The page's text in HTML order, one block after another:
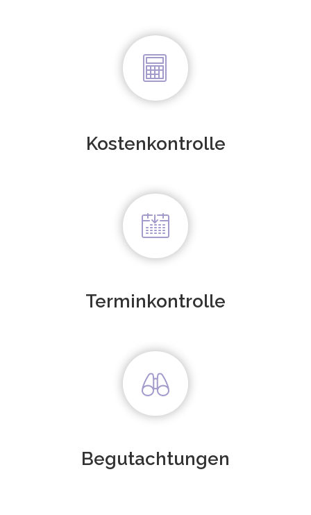
Kostenkontrolle
Terminkontrolle
Begutachtungen